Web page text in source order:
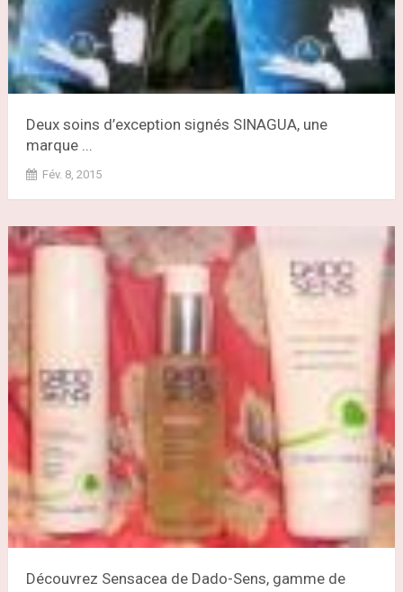
Deux soins d’exception signés SINAGUA, une
marque ...
Fév. 8, 2015
Découvrez Sensacea de Dado-Sens, gamme de